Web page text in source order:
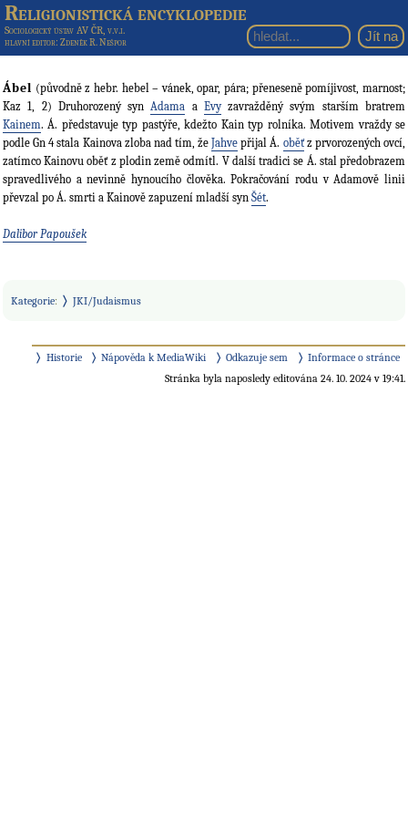
Religionistická encyklopedie
Sociologický ústav AV ČR, v.v.i.
hlavní editor: Zdeněk R. Nešpor
Ábel (původně z hebr. hebel – vánek, opar, pára; přeneseně pomíjivost, marnost;
Kaz 1, 2) Druhorozený synAdama a Evyzavražděný svým starším bratrem
Kainem. Á. představuje typ pastýře, kdežto Kain typ rolníka. Motivem vraždy se
podle Gn 4 stala Kainova zloba nad tím, žeJahve přijal Á. oběťz prvorozených ovcí,
zatímco Kainovu oběť z plodin země odmítl. V další tradici se Á. stal předobrazem
spravedlivého a nevinně hynoucího člověka. Pokračování rodu v Adamově linii
převzal po Á. smrti a Kainově zapuzení mladší syn Šét.
Dalibor Papoušek
Kategorie: JKI/Judaismus
Historie Nápověda k MediaWiki Odkazuje sem
Informace o stránce
Stránka byla naposledy editována 24. 10. 2024 v 19:41.